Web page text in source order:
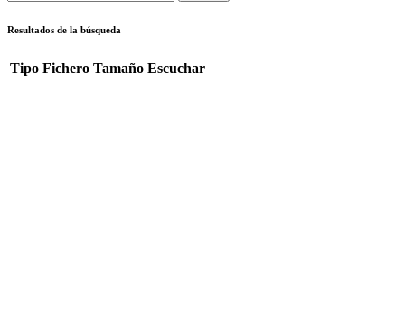
Resultados de la búsqueda
Tipo Fichero Tamaño Escuchar